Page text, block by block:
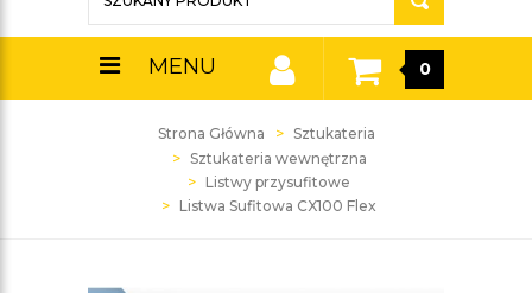
MENU 0
Strona Główna
Sztukateria
Sztukateria wewnętrzna
Listwy przysufitowe
Listwa Sufitowa CX100 Flex